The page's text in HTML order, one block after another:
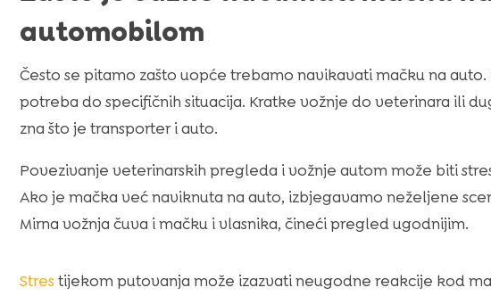
automobilom
Često se pitamo zašto uopće trebamo navikavati mačku na
potreba do specifičnih situacija. Kratke vožnje do veterinara ili
zna što je transporter i auto.
Povezivanje veterinarskih pregleda i vožnje autom može biti
Ako je mačka već naviknuta na auto, izbjegavamo neželjene
Mirna vožnja čuva i mačku i vlasnika, čineći pregled ugodnijim.
Strestijekom putovanja može izazvati neugodne reakcije kod